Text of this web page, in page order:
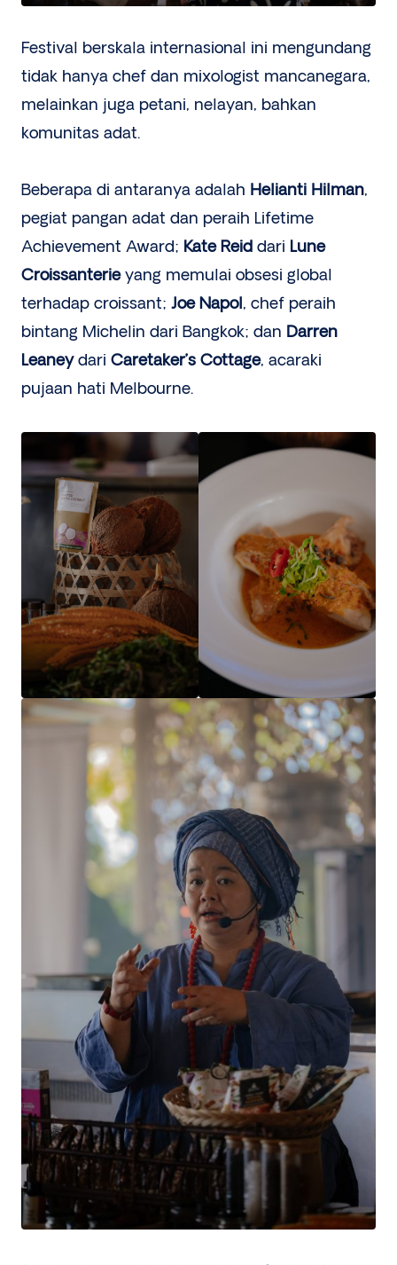
Festival berskala internasional ini mengundang
tidak hanya chef dan mixologist mancanegara,
melainkan juga petani, nelayan, bahkan
komunitas adat.
Beberapa di antaranya adalah Helianti Hilman,
pegiat pangan adat dan peraih Lifetime
Achievement Award; Kate Reid dari Lune
Croissanterieyang memulai obsesi global
terhadap croissant; Joe Napol, chef peraih
bintang Michelin dari Bangkok; dan Darren
Leaneydari Caretaker’s Cottage, acaraki
pujaan hati Melbourne.